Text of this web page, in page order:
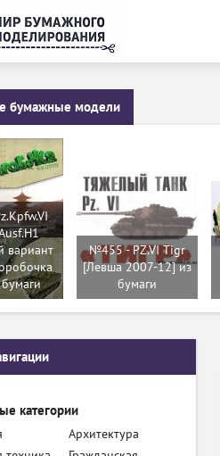
бумажные модели
вариант
№455 - PZ.VI Tigr
[Левша 2007-12] из
бумаги
категории
Архитектура